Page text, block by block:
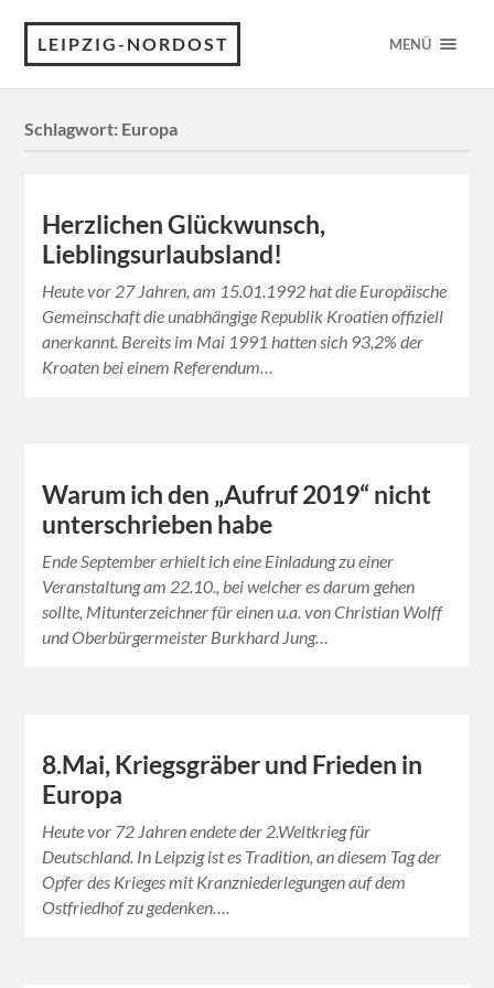
LEIPZIG-NORDOST MENÜ
Schlagwort: Europa
Herzlichen Glückwunsch,
Lieblingsurlaubsland!
Heute vor 27 Jahren, am 15.01.1992 hat die Europäische
Gemeinschaft die unabhängige Republik Kroatien offiziell
anerkannt. Bereits im Mai 1991 hatten sich 93,2% der
Kroaten bei einem Referendum…
Warum ich den „Aufruf 2019“ nicht
unterschrieben habe
Ende September erhielt ich eine Einladung zu einer
Veranstaltung am 22.10., bei welcher es darum gehen
sollte, Mitunterzeichner für einen u.a. von Christian Wolff
und Oberbürgermeister Burkhard Jung…
8.Mai, Kriegsgräber und Frieden in
Europa
Heute vor 72 Jahren endete der 2.Weltkrieg für
Deutschland. In Leipzig ist es Tradition, an diesem Tag der
Opfer des Krieges mit Kranzniederlegungen auf dem
Ostfriedhof zu gedenken….